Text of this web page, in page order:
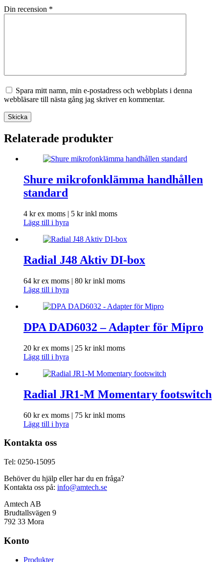
Din recension *
Spara mitt namn, min e-postadress och webbplats i denna
webbläsare till nästa gång jag skriver en kommentar.
Skicka
Relaterade produkter
Shure mikrofonklämma handhållen
standard
4 krex moms | 5 krinkl moms
Lägg till i hyra
Radial J48 Aktiv DI-box
64 krex moms | 80 krinkl moms
Lägg till i hyra
DPA DAD6032 – Adapter för Mipro
20 krex moms | 25 krinkl moms
Lägg till i hyra
Radial JR1-M Momentary footswitch
60 krex moms | 75 krinkl moms
Lägg till i hyra
Kontakta oss
Tel: 0250-15095
Behöver du hjälp eller har du en fråga?
Kontakta oss på: info@amtech.se
Amtech AB
Brudtallsvägen 9
792 33 Mora
Konto
Produkter